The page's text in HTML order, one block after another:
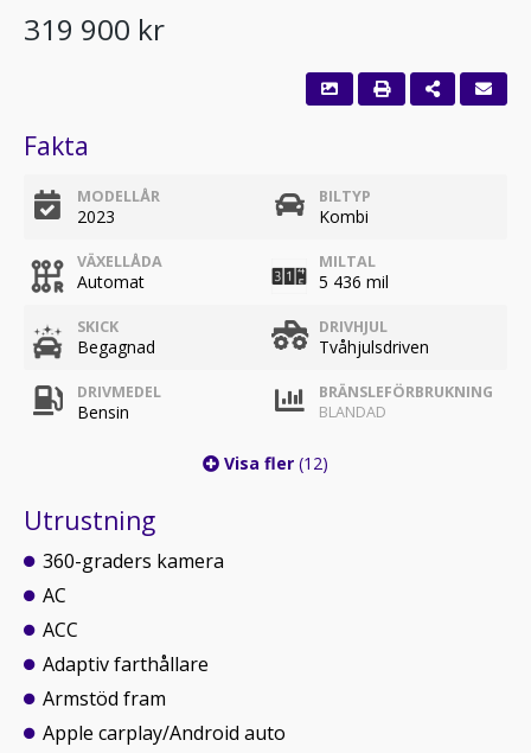
319 900 kr
Fakta
MODELLÅR
2023
BILTYP
Kombi
VÄXELLÅDA
Automat
MILTAL
5 436 mil
SKICK
Begagnad
DRIVHJUL
Tvåhjulsdriven
DRIVMEDEL
Bensin
BRÄNSLEFÖRBRUKNING
BLANDAD
Visa fler (12)
Utrustning
360-graders kamera
AC
ACC
Adaptiv farthållare
Armstöd fram
Apple carplay/Android auto